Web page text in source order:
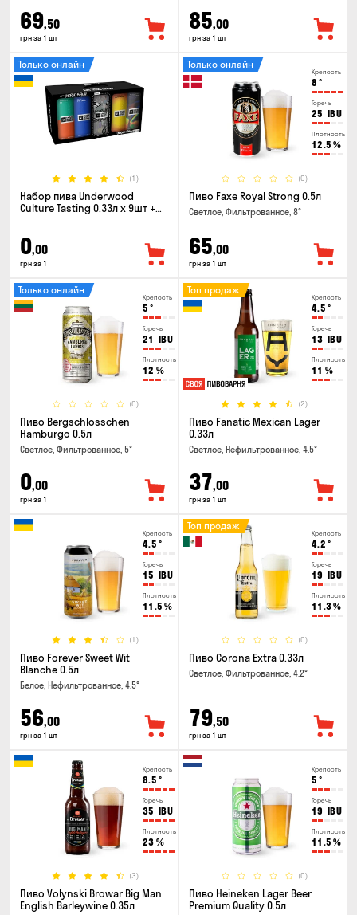
69,50
грн за 1 шт
85,00
грн за 1 шт
(1)
Только онлайн
Набор пива Underwood
Culture Tasting 0.33л x 9шт +
0,00
грн за 1
Крепость
8 °
Горечь
25 IBU
Плотность
12.5 %
(0)
Только онлайн
Пиво Faxe Royal Strong 0.5л
Светлое, Фильтрованное, 8°
65,00
грн за 1 шт
Крепость
5 °
Горечь
21 IBU
Плотность
12 %
(0)
Только онлайн
Пиво Bergschlosschen
Hamburgo 0.5л
Светлое, Фильтрованное, 5°
0,00
грн за 1
Крепость
4.5 °
Горечь
13 IBU
Плотность
11 %
(2)
Топ продаж
Пиво Fanatic Mexican Lager
0.33л
Светлое, Нефильтрованное, 4.5°
37,00
грн за 1 шт
Крепость
4.5 °
Горечь
15 IBU
Плотность
11.5 %
(1)
Пиво Forever Sweet Wit
Blanche 0.5л
Белое, Нефильтрованное, 4.5°
56,00
грн за 1 шт
Крепость
4.2 °
Горечь
19 IBU
Плотность
11.3%
(0)
Топ продаж
Пиво Corona Extra 0.33л
Светлое, Фильтрованное, 4.2°
79,50
грн за 1 шт
Крепость
8.5 °
Горечь
35 IBU
Плотность
23 %
(3)
Пиво Volynski Browar Big Man
English Barleywine 0.35л
Крепость
5 °
Горечь
19 IBU
Плотность
11.5 %
(0)
Пиво Heineken Lager Beer
Premium Quality 0.5л